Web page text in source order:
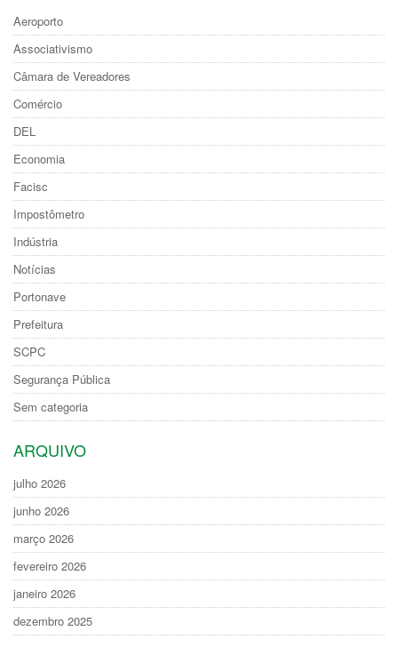
Aeroporto
Associativismo
Câmara de Vereadores
Comércio
DEL
Economia
Facisc
Impostômetro
Indústria
Notícias
Portonave
Prefeitura
SCPC
Segurança Pública
Sem categoria
ARQUIVO
julho 2026
junho 2026
março 2026
fevereiro 2026
janeiro 2026
dezembro 2025